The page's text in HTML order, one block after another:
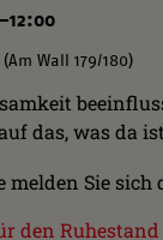
Wall 179/180)
das, was da
melden Sie
den Ruhestand